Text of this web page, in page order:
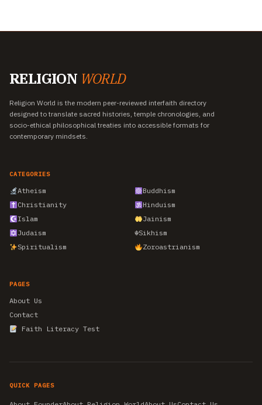
RELIGION WORLD
Religion World is the modern peer-reviewed interfaith directory
designed to translate sacred histories, temple chronologies, and
socio-ethical philosophical treaties into accessible formats for
contemporary mindsets.
CATEGORIES
Atheism
Buddhism
Christianity
Hinduism
Islam
Jainism
Judaism
☬Sikhism
Spiritualism
Zoroastrianism
PAGES
About Us
Contact
Faith Literacy Test
QUICK PAGES